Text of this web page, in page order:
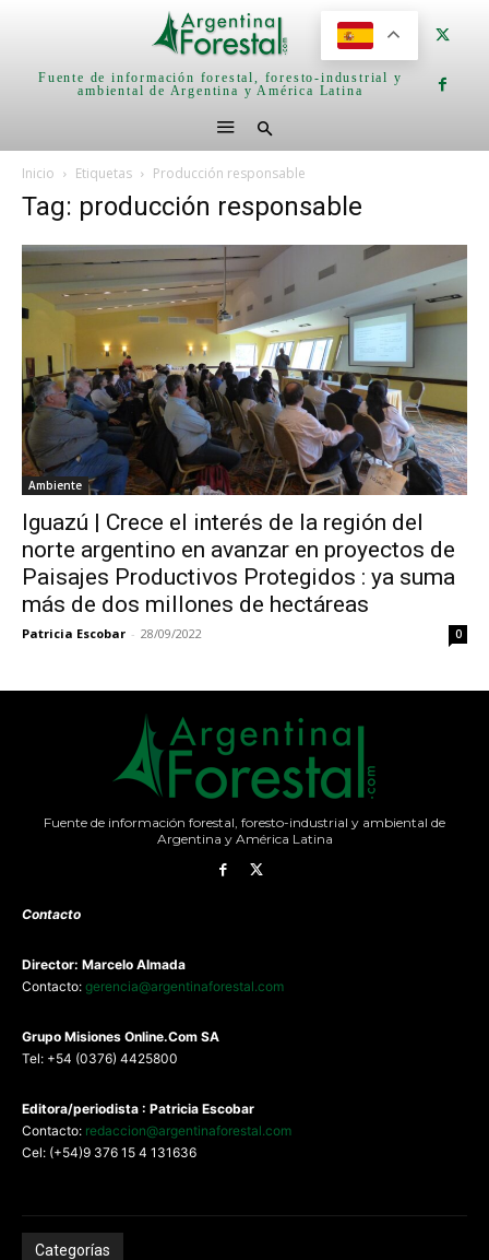
Fuente de información forestal, foresto-industrial y
ambiental de Argentina y América Latina
Inicio Etiquetas Producción responsable
Tag: producción responsable
Ambiente
Iguazú | Crece el interés de la región del
norte argentino en avanzar en proyectos de
Paisajes Productivos Protegidos : ya suma
más de dos millones de hectáreas
Patricia Escobar - 28/09/2022 0
Fuente de información forestal, foresto-industrial y ambiental de
Argentina y América Latina
Contacto
Director: Marcelo Almada
Contacto: gerencia@argentinaforestal.com
Grupo Misiones Online.Com SA
Tel: +54 (0376) 4425800
Editora/periodista : Patricia Escobar
Contacto: redaccion@argentinaforestal.com
Cel: (+54)9 376 15 4 131636
Categorías